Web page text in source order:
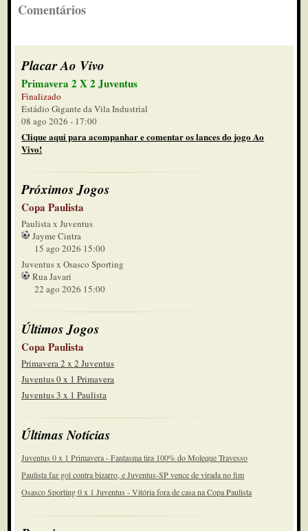
Comentários
Placar Ao Vivo
Primavera 2 X 2 Juventus
Finalizado
Estádio Gigante da Vila Industrial
08 ago 2026 - 17:00
Clique aqui para acompanhar e comentar os lances do jogo Ao
Vivo!
Próximos Jogos
Copa Paulista
Paulista x Juventus
Jayme Cintra
15 ago 2026 15:00
Juventus x Osasco Sporting
Rua Javari
22 ago 2026 15:00
Últimos Jogos
Copa Paulista
Primavera 2 x 2 Juventus
Juventus 0 x 1 Primavera
Juventus 3 x 1 Paulista
Últimas Notícias
Juventus 0 x 1 Primavera - Fantasma tira 100% do Moleque Travesso
Paulista faz gol contra bizarro, e Juventus-SP vence de virada no fim
Osasco Sporting 0 x 1 Juventus - Vitória fora de casa na Copa Paulista